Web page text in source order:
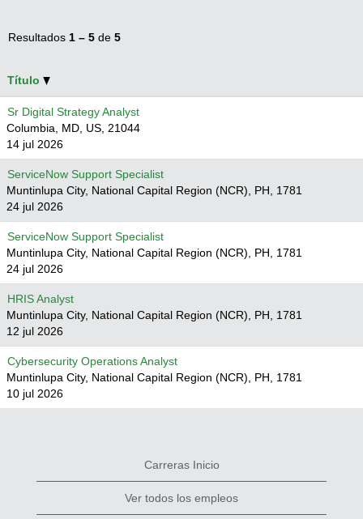
Resultados 1 – 5 de 5
Título
Sr Digital Strategy Analyst
Columbia, MD, US, 21044
14 jul 2026
ServiceNow Support Specialist
Muntinlupa City, National Capital Region (NCR), PH, 1781
24 jul 2026
ServiceNow Support Specialist
Muntinlupa City, National Capital Region (NCR), PH, 1781
24 jul 2026
HRIS Analyst
Muntinlupa City, National Capital Region (NCR), PH, 1781
12 jul 2026
Cybersecurity Operations Analyst
Muntinlupa City, National Capital Region (NCR), PH, 1781
10 jul 2026
Carreras Inicio
Ver todos los empleos